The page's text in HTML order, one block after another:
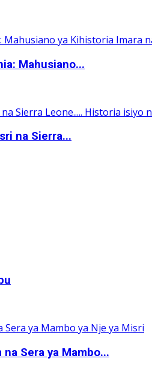
Mahusiano...
na Sierra...
Sera ya Mambo...